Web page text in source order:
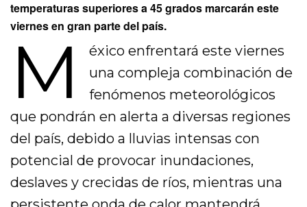
temperaturas superiores a 45 grados marcarán este
viernes en gran parte del país.
M
éxico enfrentará este viernes
una compleja combinación de
fenómenos meteorológicos
que pondrán en alerta a diversas regiones
del país, debido a lluvias intensas con
potencial de provocar inundaciones,
deslaves y crecidas de ríos, mientras una